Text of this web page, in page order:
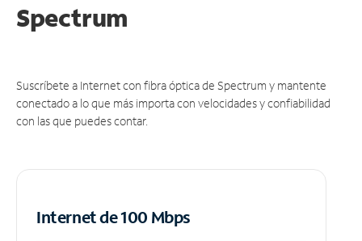
Spectrum
Suscríbete a Internet con fibra óptica de Spectrum y mantente
conectado a lo que más importa con velocidades y confiabilidad
con las que puedes contar.
Internet de 100 Mbps